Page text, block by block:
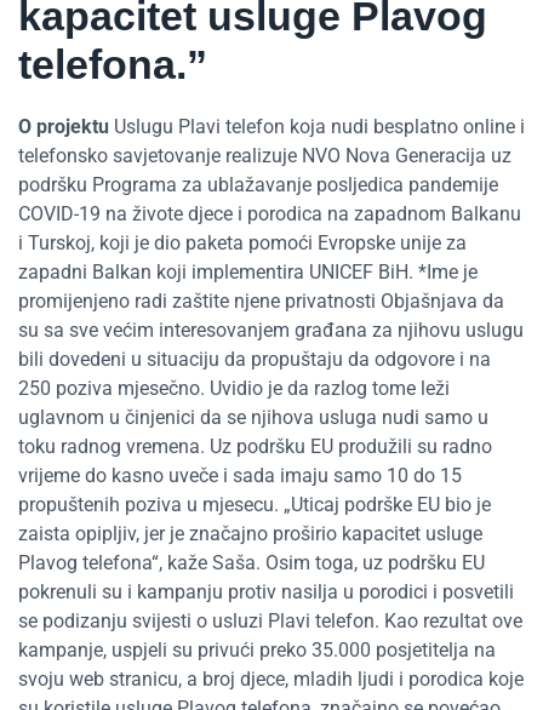
kapacitet usluge Plavog
telefona.”
O projektu Uslugu Plavi telefon koja nudi besplatno online i
telefonsko savjetovanje realizuje NVO Nova Generacija uz
podršku Programa za ublažavanje posljedica pandemije
COVID-19 na živote djece i porodica na zapadnom Balkanu
i Turskoj, koji je dio paketa pomoći Evropske unije za
zapadni Balkan koji implementira UNICEF BiH. *Ime je
promijenjeno radi zaštite njene privatnosti Objašnjava da
su sa sve većim interesovanjem građana za njihovu uslugu
bili dovedeni u situaciju da propuštaju da odgovore i na
250 poziva mjesečno. Uvidio je da razlog tome leži
uglavnom u činjenici da se njihova usluga nudi samo u
toku radnog vremena. Uz podršku EU produžili su radno
vrijeme do kasno uveče i sada imaju samo 10 do 15
propuštenih poziva u mjesecu. „Uticaj podrške EU bio je
zaista opipljiv, jer je značajno proširio kapacitet usluge
Plavog telefona“, kaže Saša. Osim toga, uz podršku EU
pokrenuli su i kampanju protiv nasilja u porodici i posvetili
se podizanju svijesti o usluzi Plavi telefon. Kao rezultat ove
kampanje, uspjeli su privući preko 35.000 posjetitelja na
svoju web stranicu, a broj djece, mladih ljudi i porodica koje